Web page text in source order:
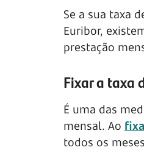
Se a sua taxa
Euribor,
prestação
Fixar a taxa
É uma das
mensal. Ao
todos os